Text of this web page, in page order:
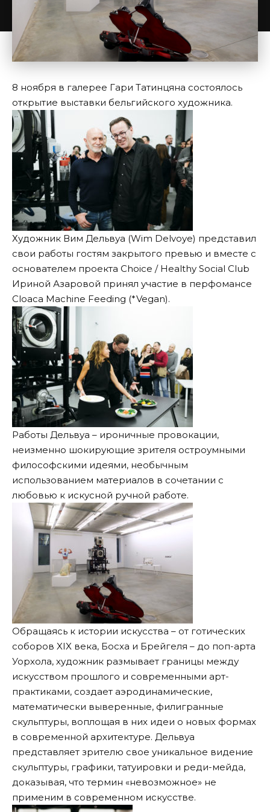
8 ноября в галерее Гари Татинцяна состоялось
открытие выставки бельгийского художника.
Художник Вим Дельвуа (Wim Delvoye) представил
свои работы гостям закрытого превью и вместе с
основателем проекта Choice / Healthy Social Club
Ириной Азаровой принял участие в перфомансе
Cloaca Machine Feeding (*Vegan).
Работы Дельвуа – ироничные провокации,
неизменно шокирующие зрителя остроумными
философскими идеями, необычным
использованием материалов в сочетании с
любовью к искусной ручной работе.
Обращаясь к истории искусства – от готических
соборов XIX века, Босха и Брейгеля – до поп-арта
Уорхола, художник размывает границы между
искусством прошлого и современными арт-
практиками, создает аэродинамические,
математически выверенные, филигранные
скульптуры, воплощая в них идеи о новых формах
в современной архитектуре. Дельвуа
представляет зрителю свое уникальное видение
скульптуры, графики, татуировки и реди-мейда,
доказывая, что термин «невозможное» не
применим в современном искусстве.